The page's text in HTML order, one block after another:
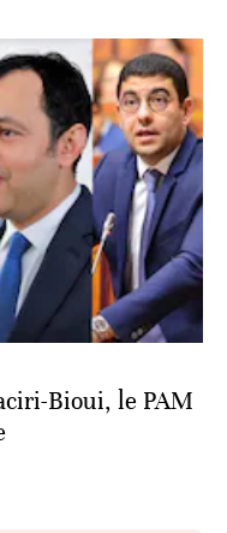
Bioui, le PAM